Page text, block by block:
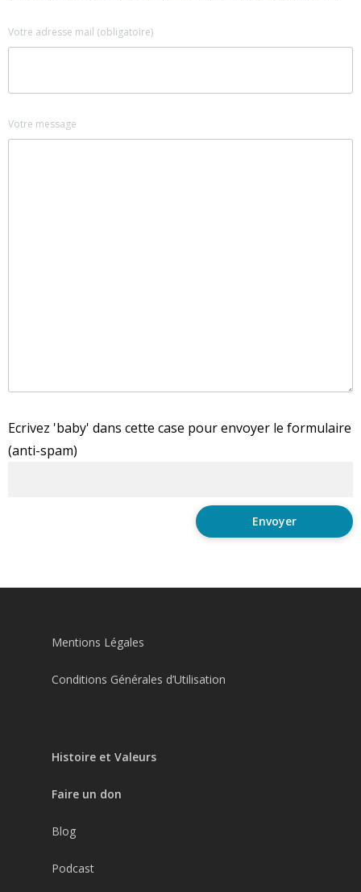
Votre adresse mail (obligatoire)
Votre message
Ecrivez 'baby' dans cette case pour envoyer le formulaire
(anti-spam)
Mentions Légales
Conditions Générales d’Utilisation
Histoire et Valeurs
Faire un don
Blog
Podcast